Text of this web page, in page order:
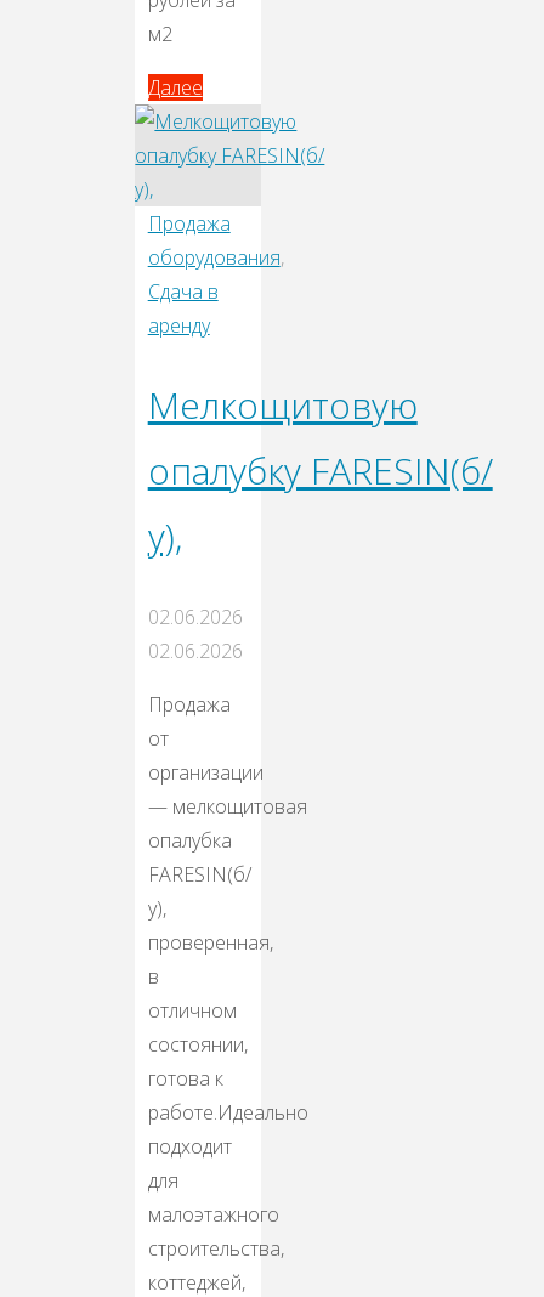
м2
ДалееДалее
Продажа
оборудования,
Сдача в
аренду
Мелкощитовую
опалубку FARESIN(б/
у),
02.06.2026
02.06.2026
Продажа
от
организации
— мелкощитовая
опалубка
FARESIN(б/
у),
проверенная,
в
отличном
состоянии,
готова к
работе.Идеально
подходит
для
малоэтажного
строительства,
коттеджей,